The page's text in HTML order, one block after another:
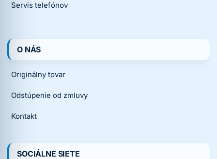
Servis telefónov
O NÁS
Originálny tovar
Odstúpenie od zmluvy
Kontakt
SOCIÁLNE SIETE